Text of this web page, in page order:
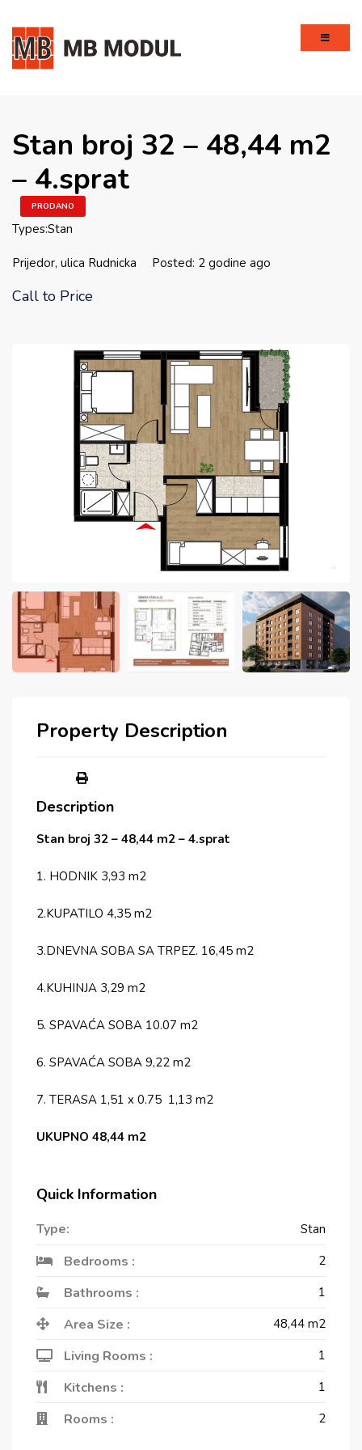
Stan broj 32 – 48,44 m2
– 4.sprat
PRODANO
Types:Stan
Prijedor, ulica Rudnicka Posted: 2 godine ago
Call to Price
Property Description
Description
Stan broj 32 – 48,44 m2 – 4.sprat
1. HODNIK 3,93 m2
2.KUPATILO 4,35 m2
3.DNEVNA SOBA SA TRPEZ. 16,45 m2
4.KUHINJA 3,29 m2
5. SPAVAĆA SOBA 10.07 m2
6. SPAVAĆA SOBA 9,22 m2
7. TERASA 1,51 x 0.75 1,13 m2
UKUPNO 48,44 m2
Quick Information
Type: Stan
Bedrooms : 2
Bathrooms : 1
Area Size : 48,44 m2
Living Rooms : 1
Kitchens : 1
Rooms : 2